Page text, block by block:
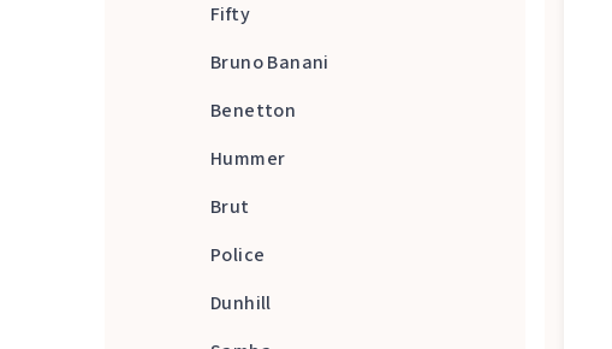
Fifty
Bruno Banani
Benetton
Hummer
Brut
Police
Dunhill